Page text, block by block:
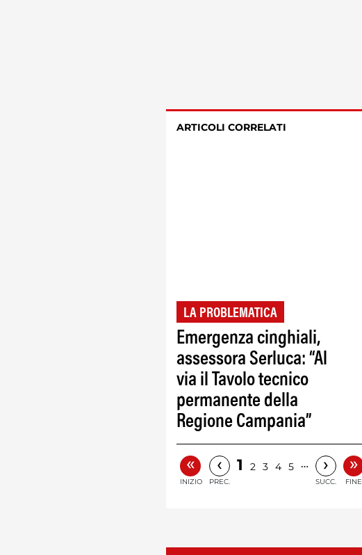
ARTICOLI CORRELATI
LA PROBLEMATICA
Emergenza cinghiali,
assessora Serluca: “Al
via il Tavolo tecnico
permanente della
Regione Campania”
«
INIZIO
‹
PREC.
1 2 3 4 5 … ›
SUCC.
»
FINE